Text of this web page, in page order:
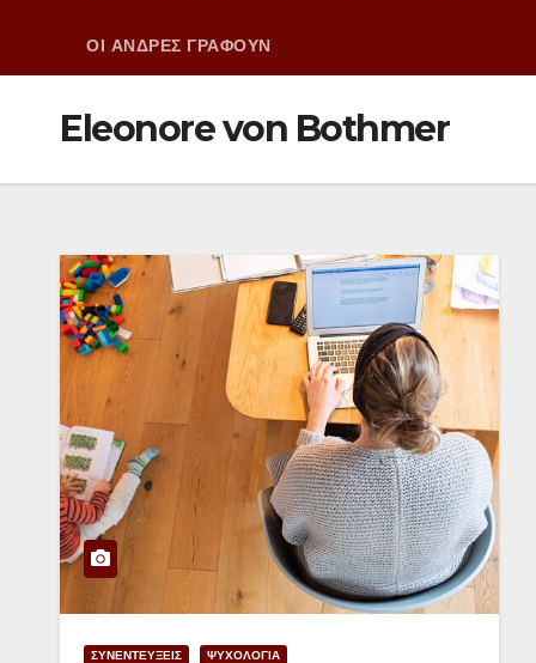
ΟΙ ΑΝΔΡΕΣ ΓΡΑΦΟΥΝ
Eleonore von Bothmer
ΣΥΝΕΝΤΕΥΞΕΙΣ ΨΥΧΟΛΟΓΙΑ